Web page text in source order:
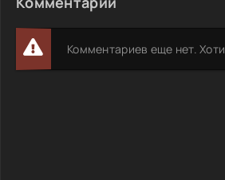
Комментариев еще нет.